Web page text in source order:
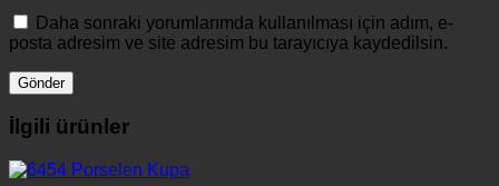
Daha sonraki yorumlarımda kullanılması için adım, e-
posta adresim ve site adresim bu tarayıcıya kaydedilsin.
İlgili ürünler